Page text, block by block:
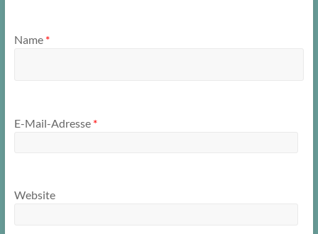
Name *
E-Mail-Adresse *
Website